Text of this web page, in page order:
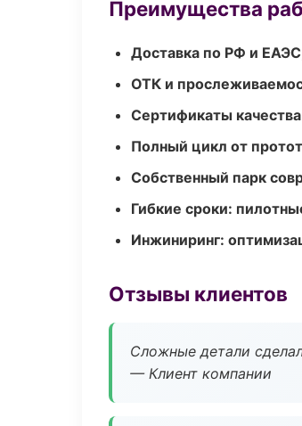
Преимущества
Доставка по РФ и
ОТК и
Сертификаты
Полный цикл от
Собственный парк
Гибкие сроки:
Инжиниринг:
Отзывы клиентов
Сложные детали
— Клиент компании